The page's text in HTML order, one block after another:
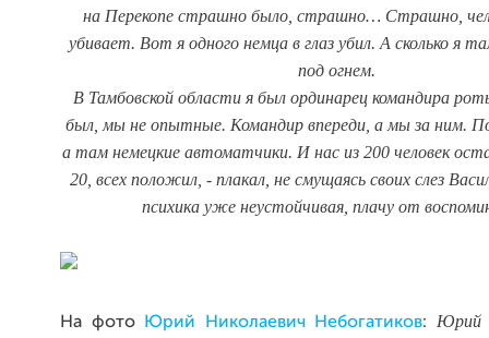
на Перекопе страшно было, страшно… Страшно,
убивает. Вот я одного немца в глаз убил. А сколько я
под огнем.
В Тамбовской области я был ординарец командира
был, мы не опытные. Командир впереди, а мы за ним.
а там немецкие автоматчики. И нас из 200 человек
20, всех положил, - плакал, не смущаясь своих слез
психика уже неустойчивая, плачу от
На фото Юрий Николаевич Небогатиков:
Юрий